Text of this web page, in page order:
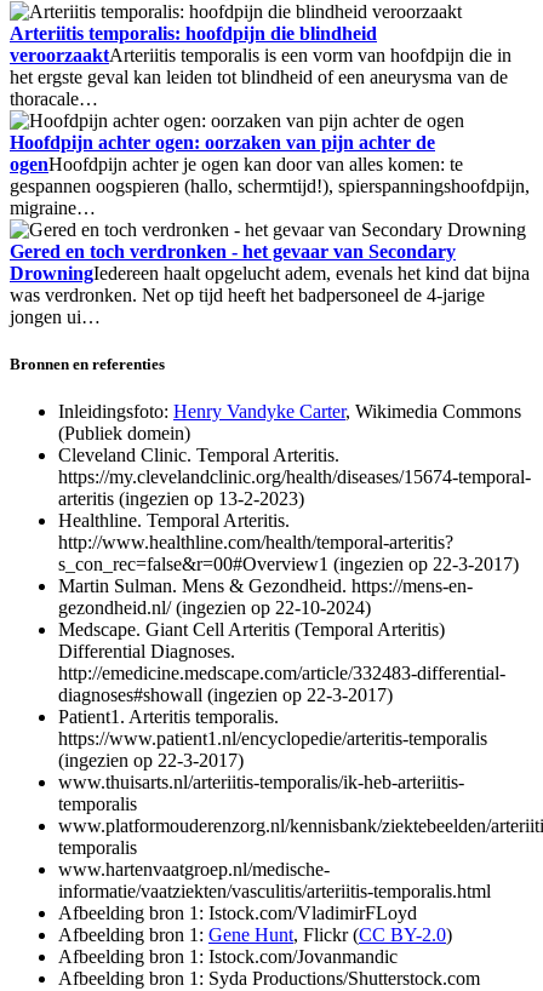
Arteriitis temporalis: hoofdpijn die blindheid
veroorzaaktArteriitis temporalis is een vorm van hoofdpijn die in
het ergste geval kan leiden tot blindheid of een aneurysma van de
thoracale…
Hoofdpijn achter ogen: oorzaken van pijn achter de
ogenHoofdpijn achter je ogen kan door van alles komen: te
gespannen oogspieren (hallo, schermtijd!), spierspanningshoofdpijn,
migraine…
Gered en toch verdronken - het gevaar van Secondary
DrowningIedereen haalt opgelucht adem, evenals het kind dat bijna
was verdronken. Net op tijd heeft het badpersoneel de 4-jarige
jongen ui…
Bronnen en referenties
Inleidingsfoto: Henry Vandyke Carter, Wikimedia Commons
(Publiek domein)
Cleveland Clinic. Temporal Arteritis.
https://my.clevelandclinic.org/health/diseases/15674-temporal-
arteritis (ingezien op 13-2-2023)
Healthline. Temporal Arteritis.
http://www.healthline.com/health/temporal-arteritis?
s_con_rec=false&r=00#Overview1 (ingezien op 22-3-2017)
Martin Sulman. Mens & Gezondheid. https://mens-en-
gezondheid.nl/ (ingezien op 22-10-2024)
Medscape. Giant Cell Arteritis (Temporal Arteritis)
Differential Diagnoses.
http://emedicine.medscape.com/article/332483-differential-
diagnoses#showall (ingezien op 22-3-2017)
Patient1. Arteritis temporalis.
https://www.patient1.nl/encyclopedie/arteritis-temporalis
(ingezien op 22-3-2017)
www.thuisarts.nl/arteriitis-temporalis/ik-heb-arteriitis-
temporalis
www.platformouderenzorg.nl/kennisbank/ziektebeelden/
temporalis
www.hartenvaatgroep.nl/medische-
informatie/vaatziekten/vasculitis/arteriitis-temporalis.html
Afbeelding bron 1: Istock.com/VladimirFLoyd
Afbeelding bron 1: Gene Hunt, Flickr (CC BY-2.0)
Afbeelding bron 1: Istock.com/Jovanmandic
Afbeelding bron 1: Syda Productions/Shutterstock.com